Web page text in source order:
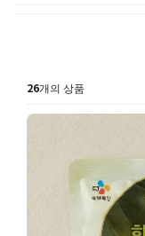
26개의 상품